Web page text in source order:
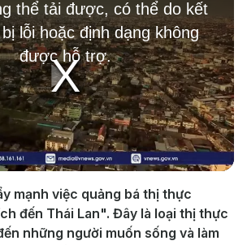
Play
Video
thể tải được, có thể do kết
lỗi hoặc định dạng không
được hỗ trợ.
mạnh việc quảng bá thị thực
đến Thái Lan". Đây là loại thị thực
những người muốn sống và làm